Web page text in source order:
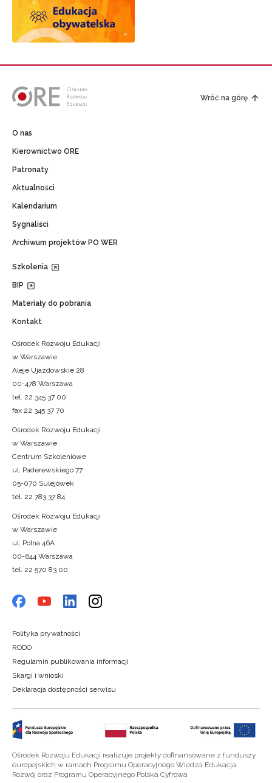
Wróć na górę
O nas
Kierownictwo ORE
Patronaty
Aktualności
Kalendarium
Sygnaliści
Archiwum projektów PO WER
Szkolenia
BIP
Materiały do pobrania
Kontakt
Ośrodek Rozwoju Edukacji
w Warszawie
Aleje Ujazdowskie 28
00-478 Warszawa
tel. 22 345 37 00
fax 22 345 37 70
Ośrodek Rozwoju Edukacji
w Warszawie
Centrum Szkoleniowe
ul. Paderewskiego 77
05-070 Sulejówek
tel. 22 783 37 84
Ośrodek Rozwoju Edukacji
w Warszawie
ul. Polna 46A
00-644 Warszawa
tel. 22 570 83 00
Polityka prywatności
RODO
Regulamin publikowania informacji
Skargi i wnioski
Deklaracja dostępności serwisu
Ośrodek Rozwoju Edukacji realizuje projekty dofinansowane z funduszy
europejskich w ramach Programu Operacyjnego Wiedza Edukacja
Rozwój oraz Programu Operacyjnego Polska Cyfrowa